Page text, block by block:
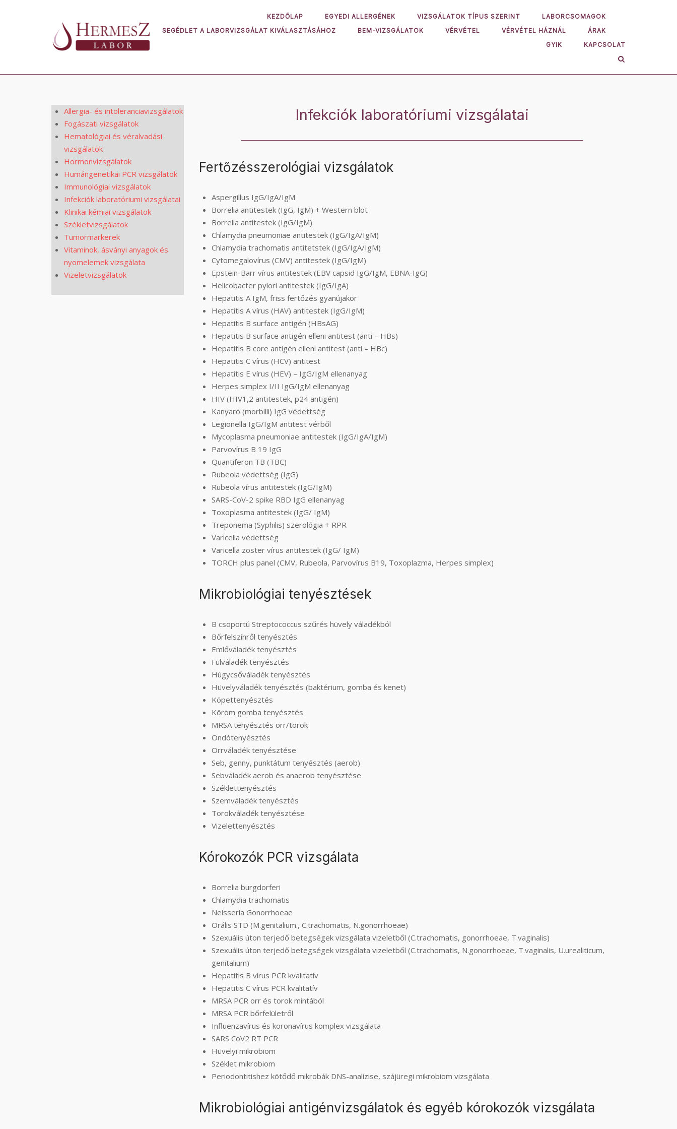
KEZDŐLAP EGYEDI ALLERGÉNEK VIZSGÁLATOK TÍPUS SZERINT
LABORCSOMAGOK
SEGÉDLET A LABORVIZSGÁLAT KIVÁLASZTÁSÁHOZ
BEM-VIZSGÁLATOK VÉRVÉTEL VÉRVÉTEL HÁZNÁL
ÁRAK
GYIK
KAPCSOLAT
Allergia- és intoleranciavizsgálatok
Fogászati vizsgálatok
Hematológiai és véralvadási
vizsgálatok
Hormonvizsgálatok
Humángenetikai PCR vizsgálatok
Immunológiai vizsgálatok
Infekciók laboratóriumi vizsgálatai
Klinikai kémiai vizsgálatok
Székletvizsgálatok
Tumormarkerek
Vitaminok, ásványi anyagok és
nyomelemek vizsgálata
Vizeletvizsgálatok
Infekciók laboratóriumi vizsgálatai
Fertőzésszerológiai vizsgálatok
Aspergillus IgG/IgA/IgM
Borrelia antitestek (IgG, IgM) + Western blot
Borrelia antitestek (IgG/IgM)
Chlamydia pneumoniae antitestek (IgG/IgA/IgM)
Chlamydia trachomatis antitetstek (IgG/IgA/IgM)
Cytomegalovírus (CMV) antitestek (IgG/IgM)
Epstein-Barr vírus antitestek (EBV capsid IgG/IgM, EBNA-IgG)
Helicobacter pylori antitestek (IgG/IgA)
Hepatitis A IgM, friss fertőzés gyanújakor
Hepatitis A vírus (HAV) antitestek (IgG/IgM)
Hepatitis B surface antigén (HBsAG)
Hepatitis B surface antigén elleni antitest (anti – HBs)
Hepatitis B core antigén elleni antitest (anti – HBc)
Hepatitis C vírus (HCV) antitest
Hepatitis E vírus (HEV) – IgG/IgM ellenanyag
Herpes simplex I/II IgG/IgM ellenanyag
HIV (HIV1,2 antitestek, p24 antigén)
Kanyaró (morbilli) IgG védettség
Legionella IgG/IgM antitest vérből
Mycoplasma pneumoniae antitestek (IgG/IgA/IgM)
Parvovírus B 19 IgG
Quantiferon TB (TBC)
Rubeola védettség (IgG)
Rubeola vírus antitestek (IgG/IgM)
SARS-CoV-2 spike RBD IgG ellenanyag
Toxoplasma antitestek (IgG/ IgM)
Treponema (Syphilis) szerológia + RPR
Varicella védettség
Varicella zoster vírus antitestek (IgG/ IgM)
TORCH plus panel (CMV, Rubeola, Parvovírus B19, Toxoplazma, Herpes simplex)
Mikrobiológiai tenyésztések
B csoportú Streptococcus szűrés hüvely váladékból
Bőrfelszínről tenyésztés
Emlőváladék tenyésztés
Fülváladék tenyésztés
Húgycsőváladék tenyésztés
Hüvelyváladék tenyésztés (baktérium, gomba és kenet)
Köpettenyésztés
Köröm gomba tenyésztés
MRSA tenyésztés orr/torok
Ondótenyésztés
Orrváladék tenyésztése
Seb, genny, punktátum tenyésztés (aerob)
Sebváladék aerob és anaerob tenyésztése
Széklettenyésztés
Szemváladék tenyésztés
Torokváladék tenyésztése
Vizelettenyésztés
Kórokozók PCR vizsgálata
Borrelia burgdorferi
Chlamydia trachomatis
Neisseria Gonorrhoeae
Orális STD (M.genitalium., C.trachomatis, N.gonorrhoeae)
Szexuális úton terjedő betegségek vizsgálata vizeletből (C.trachomatis, gonorrhoeae, T.vaginalis)
Szexuális úton terjedő betegségek vizsgálata vizeletből (C.trachomatis, N.gonorrhoeae, T.vaginalis, U.urealiticum,
genitalium)
Hepatitis B vírus PCR kvalitatív
Hepatitis C vírus PCR kvalitatív
MRSA PCR orr és torok mintából
MRSA PCR bőrfelületről
Influenzavírus és koronavírus komplex vizsgálata
SARS CoV2 RT PCR
Hüvelyi mikrobiom
Széklet mikrobiom
Periodontitishez kötődő mikrobák DNS-analízise, szájüregi mikrobiom vizsgálata
Mikrobiológiai antigénvizsgálatok és egyéb kórokozók vizsgálata